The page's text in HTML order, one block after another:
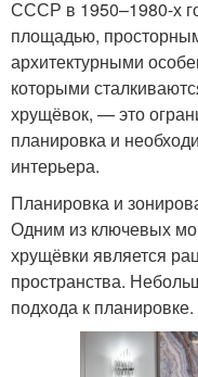
СССР в 1950–1980-х
площадью,
архитектурными
которыми
хрущёвок, — это
планировка и
интерьера.
Планировка и
Одним из ключевых
хрущёвки является
пространства.
подхода к